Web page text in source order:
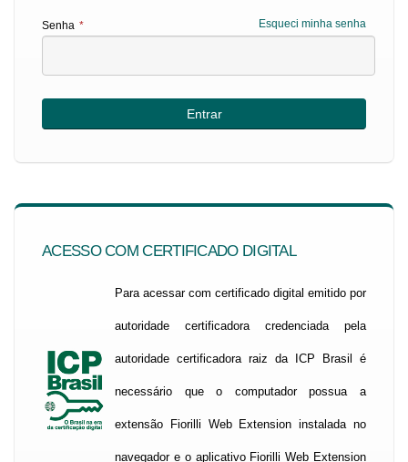
Esqueci minha senha
Senha *
ACESSO COM CERTIFICADO DIGITAL
Para acessar com certificado digital emitido por
autoridade certificadora credenciada pela
autoridade certificadora raiz da ICP Brasil é
necessário que o computador possua a
extensão Fiorilli Web Extension instalada no
navegador e o aplicativo Fiorilli Web Extension